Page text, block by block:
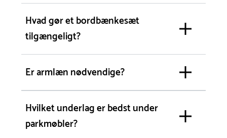
Hvad gør et bordbænkesæt
tilgængeligt?
Er armlæn nødvendige?
Hvilket underlag er bedst under
parkmøbler?